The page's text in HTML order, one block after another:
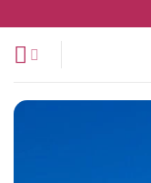
змісту